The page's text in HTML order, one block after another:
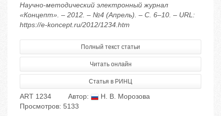
Научно-методический электронный журнал
«Концепт». – 2012. – №4 (Апрель). – С. 6–10. – URL:
https://e-koncept.ru/2012/1234.htm
Полный текст статьи
Читать онлайн
Статья в РИНЦ
ART 1234 Автор:
Н. В. Морозова
Просмотров: 5133